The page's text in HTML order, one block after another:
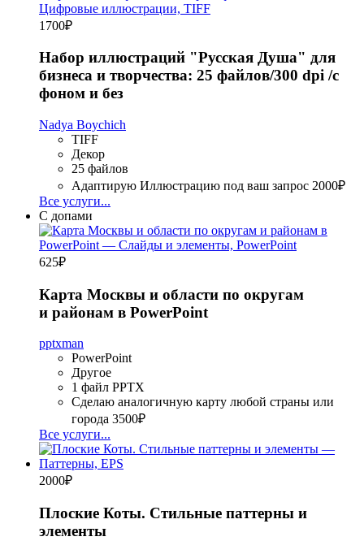
1700₽
Набор иллюстраций "Русская Душа" для
бизнеса и творчества: 25 файлов/300 dpi /с
фоном и без
Nadya Boychich
TIFF
Декор
25 файлов
Адаптирую Иллюстрацию под ваш запрос 2000₽
Все услуги...
С допами
625₽
Карта Москвы и области по округам
и районам в PowerPoint
pptxman
PowerPoint
Другое
1 файл PPTX
Сделаю аналогичную карту любой страны или
города 3500₽
Все услуги...
2000₽
Плоские Коты. Стильные паттерны и
элементы